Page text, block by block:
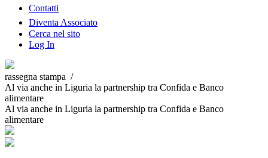
Contatti
Diventa Associato
Cerca nel sito
Log In
rassegna stampa /
Al via anche in Liguria la partnership tra Confida e Banco
alimentare
Al via anche in Liguria la partnership tra Confida e Banco
alimentare